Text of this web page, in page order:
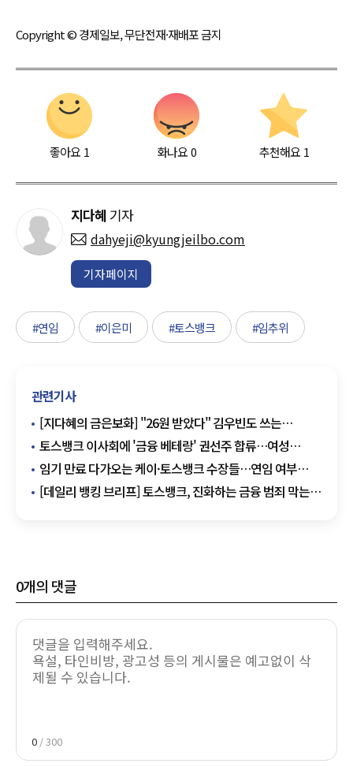
Copyright © 경제일보, 무단전재·재배포 금지
좋아요 1 화나요0 추천해요 1
지다혜 기자
dahyeji@kyungjeilbo.com
기자페이지
#연임 #이은미 #토스뱅크 #임추위
관련기사
[지다혜의 금은보화] "26원 받았다" 김우빈도 쓰는
토스뱅크…'디지털 폐지 줍기' 앱테크 인기
토스뱅크 이사회에 '금융 베테랑' 권선주 합류…여성
리더십 강화도 주목
임기 만료 다가오는 케이·토스뱅크 수장들…연임 여부
갈림길
[데일리 뱅킹 브리프] 토스뱅크, 진화하는 금융 범죄 막는
0개의 댓글
0 / 300